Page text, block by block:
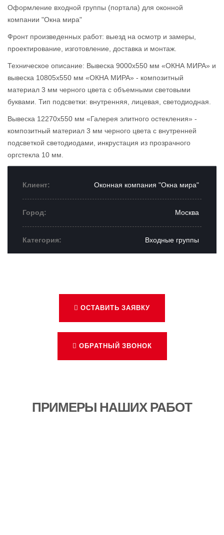
Оформление входной группы (портала) для оконной
компании "Окна мира"
Фронт произведенных работ: выезд на осмотр и замеры,
проектирование, изготовление, доставка и монтаж.
Техническое описание: Вывеска 9000х550 мм «ОКНА МИРА» и
вывеска 10805х550 мм «ОКНА МИРА» - композитный
материал 3 мм черного цвета с объемными световыми
буквами. Тип подсветки: внутренняя, лицевая, светодиодная.
Вывеска 12270х550 мм «Галерея элитного остекления» -
композитный материал 3 мм черного цвета с внутренней
подсветкой светодиодами, инкрустация из прозрачного
оргстекла 10 мм.
Клиент: Оконная компания "Окна мира"
Город: Москва
Категория: Входные группы
ОСТАВИТЬ ЗАЯВКУ
ОБРАТНЫЙ ЗВОНОК
ПРИМЕРЫ НАШИХ РАБОТ